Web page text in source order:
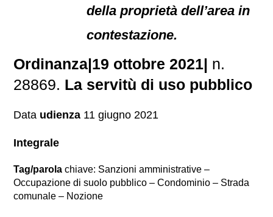
della proprietà dell’area in
contestazione.
Ordinanza|19 ottobre 2021| n.
28869. La servitù di uso pubblico
Data udienza 11 giugno 2021
Integrale
Tag/parola chiave: Sanzioni amministrative –
Occupazione di suolo pubblico – Condominio – Strada
comunale – Nozione